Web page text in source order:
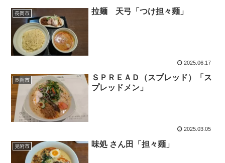
長岡市 拉麺 天弓「つけ担々麺」
2025.06.17
長岡市
ＳＰＲＥＡＤ（スプレッド）「ス
プレッドメン」
2025.03.05
見附市 味処 さん田「担々麺」